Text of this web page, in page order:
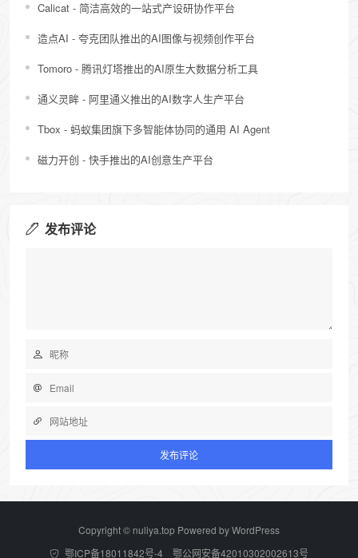
Calicat - 简洁高效的一站式产设研协作平台
造点AI - 夸克团队推出的AI图像与视频创作平台
Tomoro - 腾讯灯塔推出的AI原生大数据分析工具
通义灵眸 - 阿里通义推出的AI数字人生产平台
Tbox - 蚂蚁集团旗下多智能体协同的通用 AI Agent
磁力开创 - 快手推出的AI创意生产平台
发布评论
Copyright © nuliya.top Powered byWordPress
鄂ICP备18011842号-4 鄂公网安备42010302002613号